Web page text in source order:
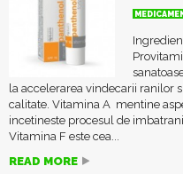
la accelerarea vindecarii ranilor
calitate. Vitamina A mentine
incetineste procesul de
Vitamina F este cea...
READ MORE